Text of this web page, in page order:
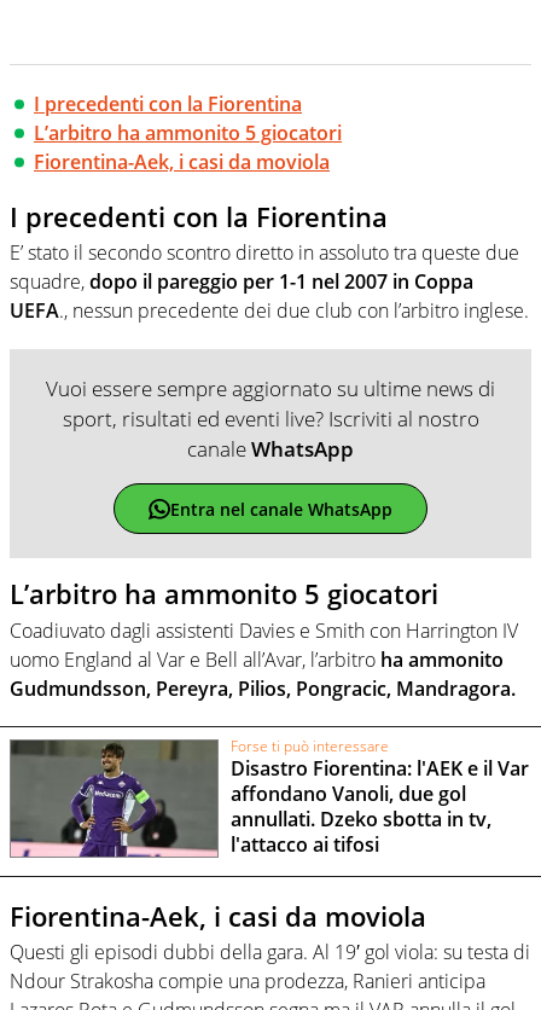
I precedenti con la Fiorentina
L’arbitro ha ammonito 5 giocatori
Fiorentina-Aek, i casi da moviola
I precedenti con la Fiorentina
E’ stato il secondo scontro diretto in assoluto tra queste due
squadre,dopo il pareggio per 1-1 nel 2007 in Coppa
UEFA., nessun precedente dei due club con l’arbitro inglese.
Vuoi essere sempre aggiornato su ultime news di
sport, risultati ed eventi live? Iscriviti al nostro
canaleWhatsApp
Entra nel canale WhatsApp
L’arbitro ha ammonito 5 giocatori
Coadiuvato dagli assistenti Davies e Smith con Harrington IV
uomo England al Var e Bell all’Avar, l’arbitro ha ammonito
Gudmundsson, Pereyra, Pilios, Pongracic, Mandragora.
Forse ti può interessare
Disastro Fiorentina: l'AEK e il Var
affondano Vanoli, due gol
annullati. Dzeko sbotta in tv,
l'attacco ai tifosi
Fiorentina-Aek, i casi da moviola
Questi gli episodi dubbi della gara. Al 19′ gol viola: su testa di
Ndour Strakosha compie una prodezza, Ranieri anticipa